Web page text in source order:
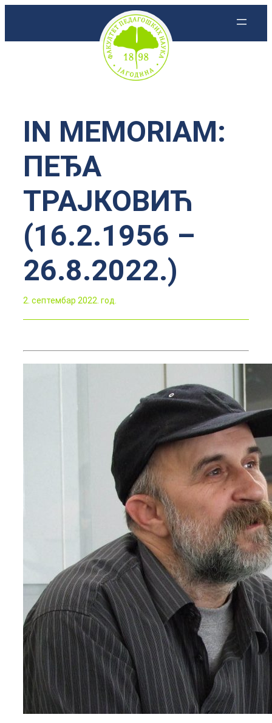
IN MEMORIAM:
ПЕЂА
ТРАЈКОВИЋ
(16.2.1956 –
26.8.2022.)
2. септембар 2022. год.